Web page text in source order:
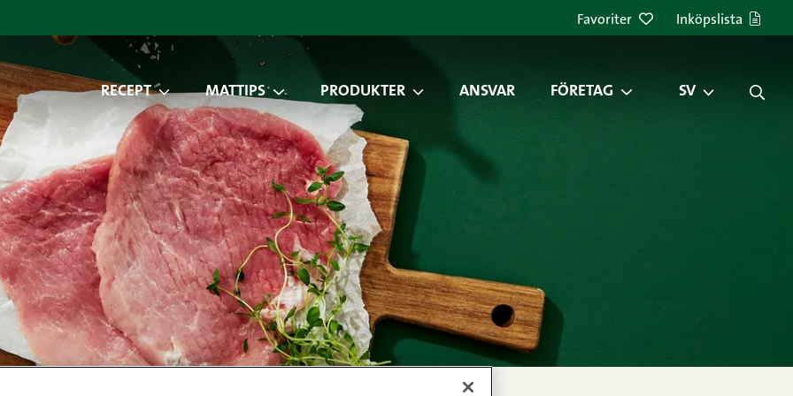
Favoriter Inköpslista
RECEPT MATTIPS PRODUKTER ANSVAR FÖRETAG SV